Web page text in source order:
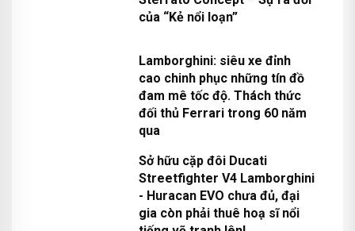
Lamborghini Huracan
Sterrato Concept – Sự ra đời
Lamborghini: siêu xe đỉnh
cao chinh phục những tín đồ
đam mê tốc độ. Thách thức
đối thủ Ferrari trong 60 năm
qua
Sở hữu cặp đôi Ducati
Streetfighter V4 Lamborghini
- Huracan EVO chưa đủ, đại